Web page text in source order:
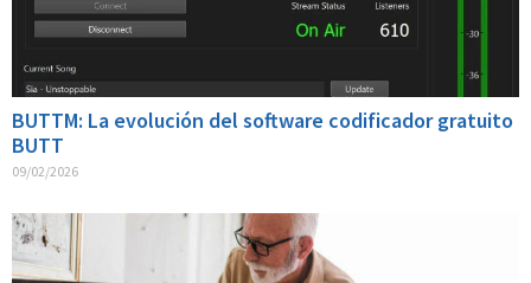
BUTTM: La evolución del software codificador gratuito
BUTT
09/02/2026